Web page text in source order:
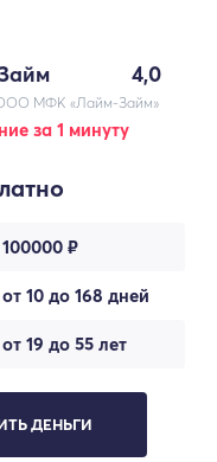
4,0
МФК «Лайм-Займ»
за 1 минуту
100000 ₽
от 10 до 168 дней
от 19 до 55 лет
ДЕНЬГИ